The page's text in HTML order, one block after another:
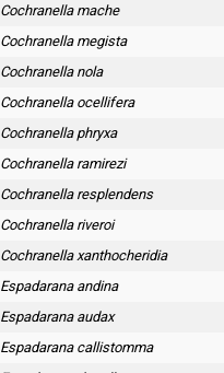
Cochranella mache
Cochranella megista
Cochranella nola
Cochranella ocellifera
Cochranella phryxa
Cochranella ramirezi
Cochranella resplendens
Cochranella riveroi
Cochranella xanthocheridia
Espadarana andina
Espadarana audax
Espadarana callistomma